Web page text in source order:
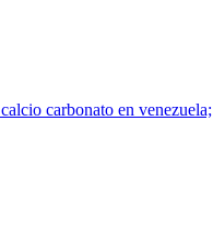
carbonato en venezuela;